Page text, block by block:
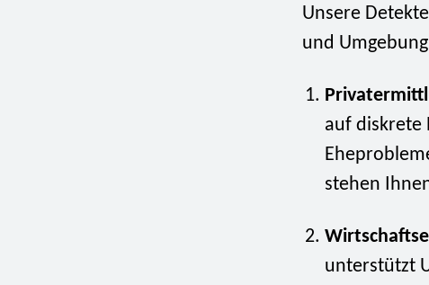
Unsere
und
auf diskrete
stehen
unterstützt